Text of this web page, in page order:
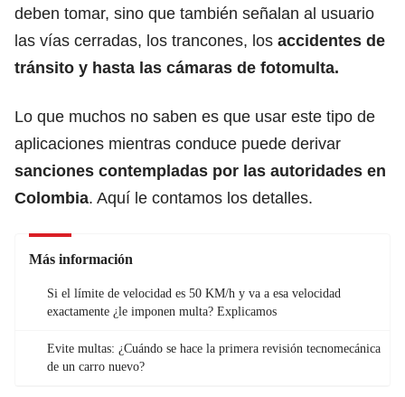
deben tomar, sino que también señalan al usuario
las vías cerradas, los trancones, los accidentes de
tránsito y hasta las cámaras de fotomulta.
Lo que muchos no saben es que usar este tipo de
aplicaciones mientras conduce puede derivar
sanciones contempladas por las autoridades en
Colombia. Aquí le contamos los detalles.
Más información
Si el límite de velocidad es 50 KM/h y va a esa velocidad
exactamente ¿le imponen multa? Explicamos
Evite multas: ¿Cuándo se hace la primera revisión tecnomecánica
de un carro nuevo?